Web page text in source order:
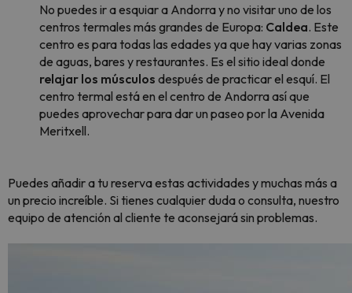
No puedes ir a esquiar a Andorra y no visitar uno de los
centros termales más grandes de Europa: Caldea. Este
centro es para todas las edades ya que hay varias zonas
de aguas, bares y restaurantes. Es el sitio ideal donde
relajar los músculos después de practicar el esquí. El
centro termal está en el centro de Andorra así que
puedes aprovechar para dar un paseo por la Avenida
Meritxell.
Puedes añadir a tu reserva estas actividades y muchas más a
un precio increíble. Si tienes cualquier duda o consulta, nuestro
equipo de atención al cliente te aconsejará sin problemas.